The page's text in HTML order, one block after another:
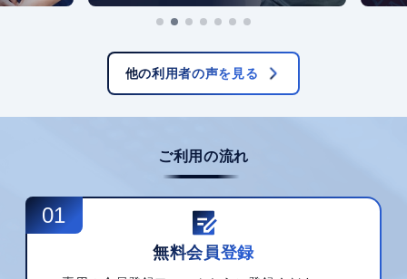
他の利用者の声を見る
ご利用の流れ
01
無料会員登録